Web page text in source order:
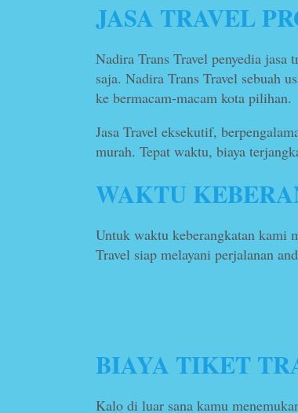
JASA TRAVEL
Nadira Trans Travel penyedia jasa
saja. Nadira Trans Travel sebuah
ke bermacam-macam kota pilihan.
Jasa Travel eksekutif,
murah. Tepat waktu, biaya
WAKTU
Untuk waktu keberangkatan kami
Travel siap melayani perjalanan
BIAYA TIKET
Kalo di luar sana kamu
Travel Bandung Tasik